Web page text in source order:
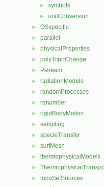
► symbols
► unitConversion
► OSspecific
► parallel
► physicalProperties
► polyTopoChange
► Pstream
► radiationModels
► randomProcesses
► renumber
► rigidBodyMotion
► sampling
► specieTransfer
► surfMesh
► thermophysicalModels
►
► topoSetSources